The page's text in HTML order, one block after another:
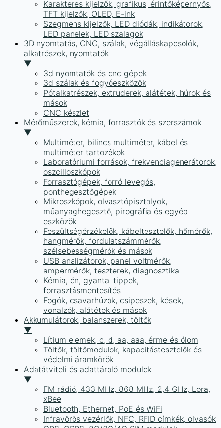
Karakteres kijelzők, grafikus, érintőképernyős,
TFT kijelzők, OLED, E-ink
Szegmens kijelzők, LED diódák, indikátorok,
LED panelek, LED szalagok
3D nyomtatás, CNC, szálak, végálláskapcsolók,
alkatrészek, nyomtatók
▼
3d nyomtatók és cnc gépek
3d szálak és fogyóeszközök
Pótalkatrészek, extruderek, alátétek, húrok és
mások
CNC készlet
Mérőműszerek, kémia, forrasztók és szerszámok
▼
Multiméter, bilincs multiméter, kábel és
multiméter tartozékok
Laboratóriumi források, frekvenciagenerátorok,
oszcilloszkópok
Forrasztógépek, forró levegős,
ponthegesztőgépek
Mikroszkópok, olvasztópisztolyok,
műanyaghegesztő, pirográfia és egyéb
eszközök
Feszültségérzékelők, kábeltesztelők, hőmérők,
hangmérők, fordulatszámmérők,
szélsebességmérők és mások
USB analizátorok, panel voltmérők,
ampermérők, teszterek, diagnosztika
Kémia, ón, gyanta, tippek,
forrasztásmentesítés
Fogók, csavarhúzók, csipeszek, kések,
vonalzók, alátétek és mások
Akkumulátorok, balanszerek, töltők
▼
Lítium elemek, c, d, aa, aaa, érme és ólom
Töltők, töltőmodulok, kapacitástesztelők és
védelmi áramkörök
Adatátviteli és adattároló modulok
▼
FM rádió, 433 MHz, 868 MHz, 2,4 GHz, Lora,
xBee
Bluetooth, Ethernet, PoE és WiFi
Infravörös vezérlők, NFC, RFID címkék, olvasók